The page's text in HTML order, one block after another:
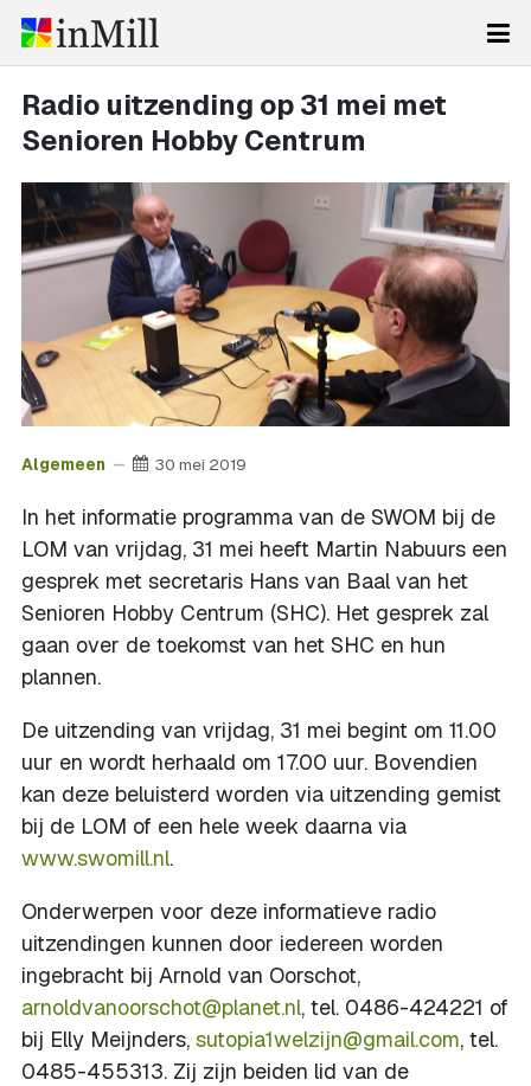
Radio uitzending op 31 mei met
Senioren Hobby Centrum
Algemeen 30 mei 2019
In het informatie programma van de SWOM bij de
LOM van vrijdag, 31 mei heeft Martin Nabuurs een
gesprek met secretaris Hans van Baal van het
Senioren Hobby Centrum (SHC). Het gesprek zal
gaan over de toekomst van het SHC en hun
plannen.
De uitzending van vrijdag, 31 mei begint om 11.00
uur en wordt herhaald om 17.00 uur. Bovendien
kan deze beluisterd worden via uitzending gemist
bij de LOM of een hele week daarna via
www.swomill.nl.
Onderwerpen voor deze informatieve radio
uitzendingen kunnen door iedereen worden
ingebracht bij Arnold van Oorschot,
arnoldvanoorschot@planet.nl, tel. 0486-424221 of
bij Elly Meijnders, sutopia1welzijn@gmail.com, tel.
0485-455313. Zij zijn beiden lid van de